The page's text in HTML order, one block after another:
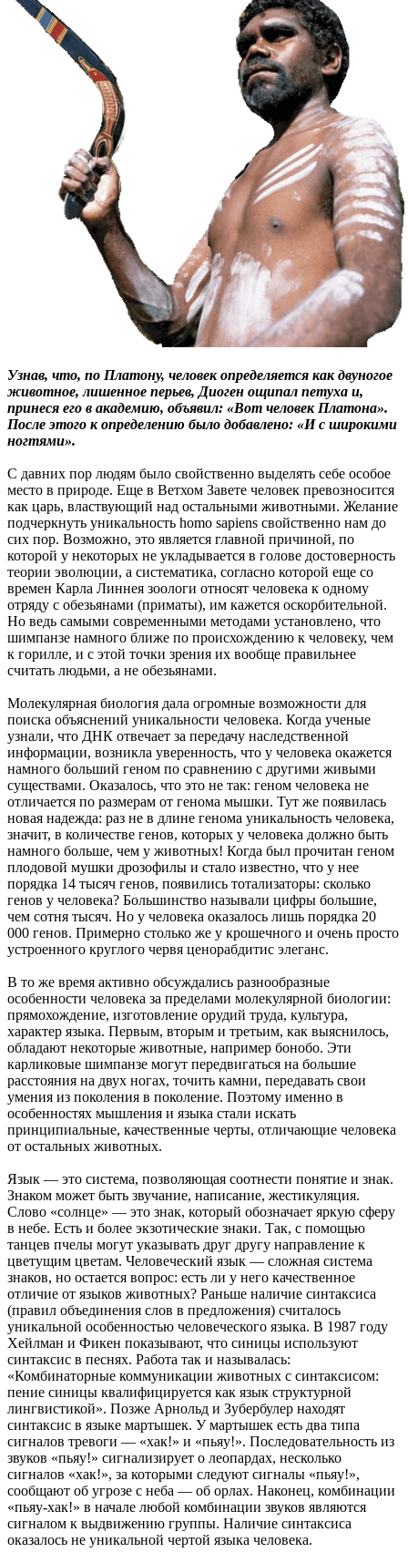
Узнав, что, по Платону, человек определяется как двуногое
животное, лишенное перьев, Диоген ощипал петуха и,
принеся его в академию, объявил: «Вот человек Платона».
После этого к определению было добавлено: «И с широкими
ногтями».
С давних пор людям было свойственно выделять себе особое
место в природе. Еще в Ветхом Завете человек превозносится
как царь, властвующий над остальными животными. Желание
подчеркнуть уникальность homo sapiens свойственно нам до
сих пор. Возможно, это является главной причиной, по
которой у некоторых не укладывается в голове достоверность
теории эволюции, а систематика, согласно которой еще со
времен Карла Линнея зоологи относят человека к одному
отряду с обезьянами (приматы), им кажется оскорбительной.
Но ведь самыми современными методами установлено, что
шимпанзе намного ближе по происхождению к человеку, чем
к горилле, и с этой точки зрения их вообще правильнее
считать людьми, а не обезьянами.
Молекулярная биология дала огромные возможности для
поиска объяснений уникальности человека. Когда ученые
узнали, что ДНК отвечает за передачу наследственной
информации, возникла уверенность, что у человека окажется
намного больший геном по сравнению с другими живыми
существами. Оказалось, что это не так: геном человека не
отличается по размерам от генома мышки. Тут же появилась
новая надежда: раз не в длине генома уникальность человека,
значит, в количестве генов, которых у человека должно быть
намного больше, чем у животных! Когда был прочитан геном
плодовой мушки дрозофилы и стало известно, что у нее
порядка 14 тысяч генов, появились тотализаторы: сколько
генов у человека? Большинство называли цифры большие,
чем сотня тысяч. Но у человека оказалось лишь порядка 20
000 генов. Примерно столько же у крошечного и очень просто
устроенного круглого червя ценорабдитис элеганс.
В то же время активно обсуждались разнообразные
особенности человека за пределами молекулярной биологии:
прямохождение, изготовление орудий труда, культура,
характер языка. Первым, вторым и третьим, как выяснилось,
обладают некоторые животные, например бонобо. Эти
карликовые шимпанзе могут передвигаться на большие
расстояния на двух ногах, точить камни, передавать свои
умения из поколения в поколение. Поэтому именно в
особенностях мышления и языка стали искать
принципиальные, качественные черты, отличающие человека
от остальных животных.
Язык — это система, позволяющая соотнести понятие и знак.
Знаком может быть звучание, написание, жестикуляция.
Слово «солнце» — это знак, который обозначает яркую сферу
в небе. Есть и более экзотические знаки. Так, с помощью
танцев пчелы могут указывать друг другу направление к
цветущим цветам. Человеческий язык — сложная система
знаков, но остается вопрос: есть ли у него качественное
отличие от языков животных? Раньше наличие синтаксиса
(правил объединения слов в предложения) считалось
уникальной особенностью человеческого языка. В 1987 году
Хейлман и Фикен показывают, что синицы используют
синтаксис в песнях. Работа так и называлась:
«Комбинаторные коммуникации животных с синтаксисом:
пение синицы квалифицируется как язык структурной
лингвистикой». Позже Арнольд и Зубербулер находят
синтаксис в языке мартышек. У мартышек есть два типа
сигналов тревоги — «хак!» и «пьяу!». Последовательность из
звуков «пьяу!» сигнализирует о леопардах, несколько
сигналов «хак!», за которыми следуют сигналы «пьяу!»,
сообщают об угрозе с неба — об орлах. Наконец, комбинации
«пьяу-хак!» в начале любой комбинации звуков являются
сигналом к выдвижению группы. Наличие синтаксиса
оказалось не уникальной чертой языка человека.